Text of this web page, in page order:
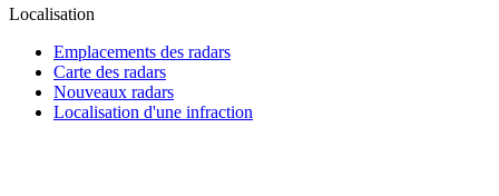
Localisation
Emplacements des radars
Carte des radars
Nouveaux radars
Localisation d'une infraction